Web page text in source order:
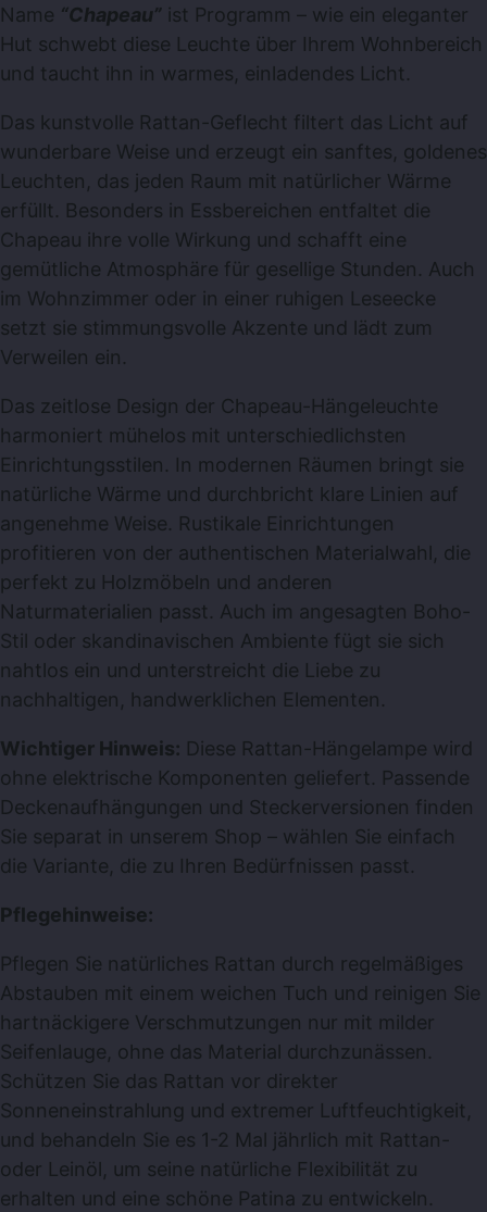
Name “Chapeau” ist Programm – wie ein eleganter
Hut schwebt diese Leuchte über Ihrem Wohnbereich
und taucht ihn in warmes, einladendes Licht.
Das kunstvolle Rattan-Geflecht filtert das Licht auf
wunderbare Weise und erzeugt ein sanftes, goldenes
Leuchten, das jeden Raum mit natürlicher Wärme
erfüllt. Besonders in Essbereichen entfaltet die
Chapeau ihre volle Wirkung und schafft eine
gemütliche Atmosphäre für gesellige Stunden. Auch
im Wohnzimmer oder in einer ruhigen Leseecke
setzt sie stimmungsvolle Akzente und lädt zum
Verweilen ein.
Das zeitlose Design der Chapeau-Hängeleuchte
harmoniert mühelos mit unterschiedlichsten
Einrichtungsstilen. In modernen Räumen bringt sie
natürliche Wärme und durchbricht klare Linien auf
angenehme Weise. Rustikale Einrichtungen
profitieren von der authentischen Materialwahl, die
perfekt zu Holzmöbeln und anderen
Naturmaterialien passt. Auch im angesagten Boho-
Stil oder skandinavischen Ambiente fügt sie sich
nahtlos ein und unterstreicht die Liebe zu
nachhaltigen, handwerklichen Elementen.
Wichtiger Hinweis: Diese Rattan-Hängelampe wird
ohne elektrische Komponenten geliefert. Passende
Deckenaufhängungen und Steckerversionen finden
Sie separat in unserem Shop – wählen Sie einfach
die Variante, die zu Ihren Bedürfnissen passt.
Pflegehinweise:
Pflegen Sie natürliches Rattan durch regelmäßiges
Abstauben mit einem weichen Tuch und reinigen Sie
hartnäckigere Verschmutzungen nur mit milder
Seifenlauge, ohne das Material durchzunässen.
Schützen Sie das Rattan vor direkter
Sonneneinstrahlung und extremer Luftfeuchtigkeit,
und behandeln Sie es 1-2 Mal jährlich mit Rattan-
oder Leinöl, um seine natürliche Flexibilität zu
erhalten und eine schöne Patina zu entwickeln.